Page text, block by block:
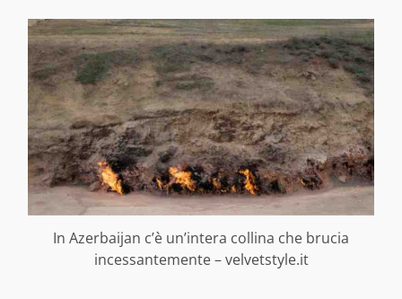
In Azerbaijan c’è un’intera collina che brucia
incessantemente – velvetstyle.it